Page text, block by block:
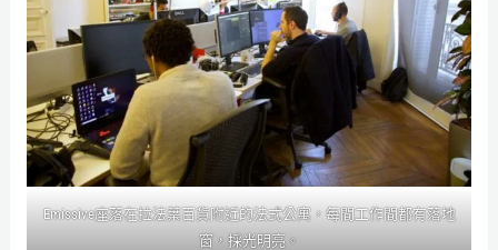
Emissive座落在拉法葉百貨附近的法式公寓，每間工作間都有落地
窗，採光明亮。